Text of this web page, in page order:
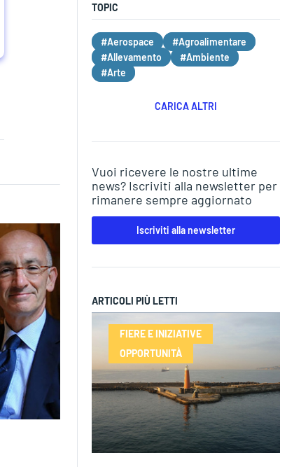
TOPIC
#Aerospace
#Agroalimentare
#Allevamento
#Ambiente
#Arte
CARICA ALTRI
Vuoi ricevere le nostre ultime
news? Iscriviti alla newsletter per
rimanere sempre aggiornato
Iscriviti alla newsletter
ARTICOLI PIÙ LETTI
FIERE E INIZIATIVE
OPPORTUNITÀ